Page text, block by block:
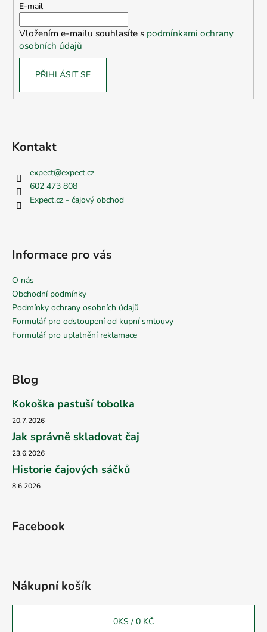
E-mail
Vložením e-mailu souhlasíte s podmínkami ochrany
osobních údajů
PŘIHLÁSIT SE
Kontakt
expect@expect.cz
602 473 808
Expect.cz - čajový obchod
Informace pro vás
O nás
Obchodní podmínky
Podmínky ochrany osobních údajů
Formulář pro odstoupení od kupní smlouvy
Formulář pro uplatnění reklamace
Blog
Kokoška pastuší tobolka
20.7.2026
Jak správně skladovat čaj
23.6.2026
Historie čajových sáčků
8.6.2026
Facebook
Nákupní košík
0KS / 0 KČ